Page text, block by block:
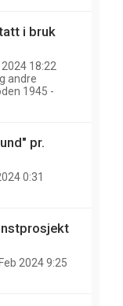
i bruk
18:22
andre
1945 -
pr.
0:31
2024 9:25